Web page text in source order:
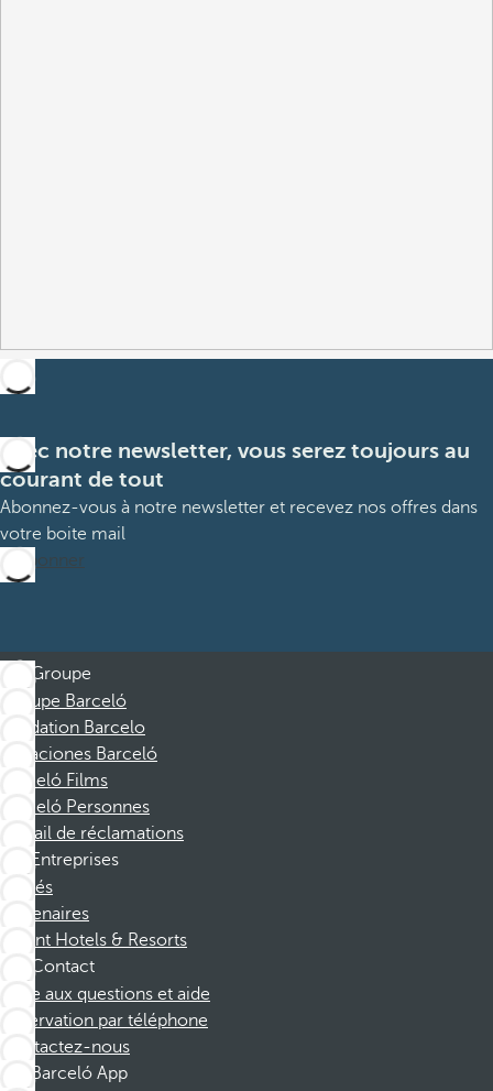
Avec notre newsletter, vous serez toujours au
courant de tout
Abonnez-vous à notre newsletter et recevez nos offres dans
votre boite mail
M’abonner
Groupe
Groupe Barceló
Fondation Barcelo
Vacaciones Barceló
Barceló Films
Barceló Personnes
Portail de réclamations
Entreprises
Affiliés
Partenaires
Dorint Hotels & Resorts
Contact
Foire aux questions et aide
Réservation par téléphone
Contactez-nous
Barceló App